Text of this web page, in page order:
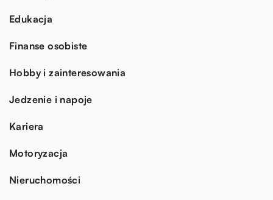
Edukacja
Finanse osobiste
Hobby i zainteresowania
Jedzenie i napoje
Kariera
Motoryzacja
Nieruchomości